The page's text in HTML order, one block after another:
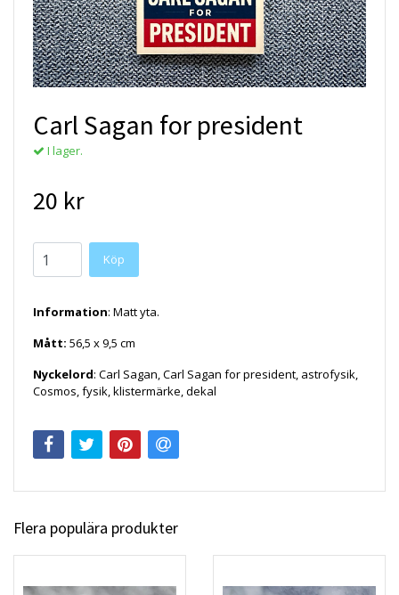
Carl Sagan for president
I lager.
20 kr
Köp
Information: Matt yta.
Mått: 56,5 x 9,5 cm
Nyckelord: Carl Sagan, Carl Sagan for president, astrofysik,
Cosmos, fysik, klistermärke, dekal
Flera populära produkter